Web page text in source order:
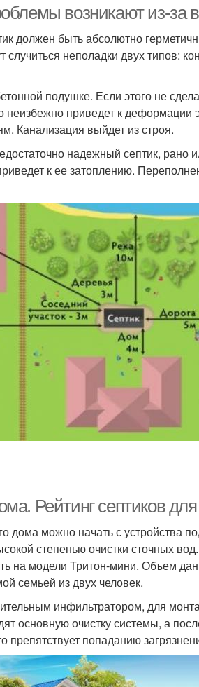
возникают из-за
должен быть абсолютно
неполадки двух типов:
подушке. Если этого не
неизбежно приведет к деформации
Канализация выйдет из строя.
надежный септик, рано
к ее затоплению.
Рейтинг септиков
дома можно начать с устройства
степенью очистки сточных
на модели Тритон-мини. Объем
семьей из двух человек.
инфильтратором, для
основную очистку системы, а
препятствует попаданию